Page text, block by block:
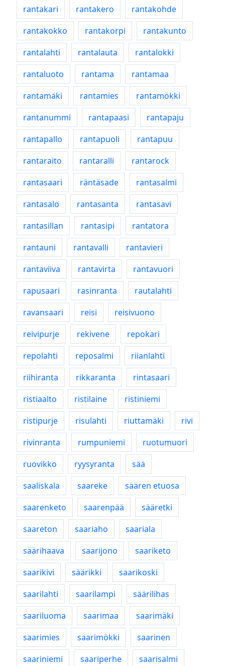
rantakari rantakero
rantakohde
rantakokko
rantakorpi
rantakunto
rantalahti
rantalauta
rantalokki
rantaluoto
rantama
rantamaa
rantamäki
rantamies
rantamökki
rantanummi
rantapaasi
rantapaju
rantapallo
rantapuoli
rantapuu
rantaraito
rantaralli
rantarock
rantasaari
räntäsade
rantasalmi
rantasalo
rantasanta
rantasavi
rantasillan
rantasipi
rantatora
rantauni
rantavalli
rantavieri
rantaviiva
rantavirta
rantavuori
rapusaari
rasinranta
rautalahti
ravansaari
reisi
reisivuono
reivipurje
rekivene
repokari
repolahti
reposalmi
riianlahti
riihiranta
rikkaranta
rintasaari
ristiaalto
ristilaine
ristiniemi
ristipurje
risulahti riuttamäki
rivi
rivinranta
rumpuniemi
ruotumuori
ruovikko
ryysyranta
sää
saaliskala
saareke
säären etuosa
saarenketo
saarenpää
sääretki
saareton
saariaho
saariala
säärihaava
saarijono
saariketo
saarikivi
säärikki
saarikoski
saarilahti
saarilampi
säärilihas
saariluoma
saarimaa
saarimäki
saarimies
saarimökki
saarinen
saariniemi
saariperhe
saarisalmi